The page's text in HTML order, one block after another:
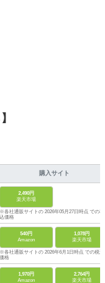
購入サイト
2,490円
楽天市場
※各社通販サイトの 2026年05月27日時点 での税
込価格
540円
Amazon
1,078円
楽天市場
※各社通販サイトの 2026年6月1日時点 での税込
価格
1,970円
Amazon
2,764円
楽天市場